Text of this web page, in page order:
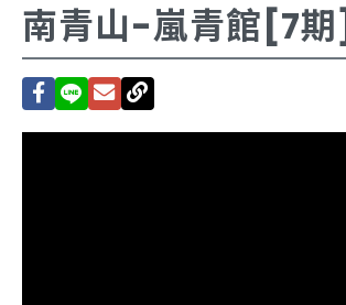
南青山-嵐青館[7期]